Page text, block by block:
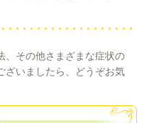
、その他さまざまな症状の
ざいましたら、どうぞお気